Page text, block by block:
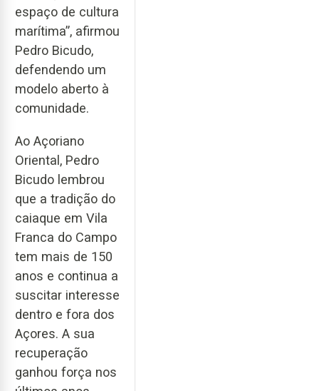
espaço de cultura
marítima”, afirmou
Pedro Bicudo,
defendendo um
modelo aberto à
comunidade.
Ao Açoriano
Oriental, Pedro
Bicudo lembrou
que a tradição do
caiaque em Vila
Franca do Campo
tem mais de 150
anos e continua a
suscitar interesse
dentro e fora dos
Açores. A sua
recuperação
ganhou força nos